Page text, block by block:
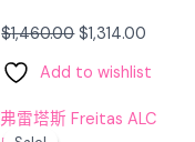
$1,460.00 $1,314.00
Add to wishlist
Original